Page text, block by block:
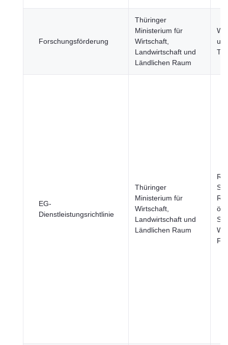
Forschungsförderung
Thüringer
Ministerium für
Wirtschaft,
Landwirtschaft und
Ländlichen Raum
EG-
Dienstleistungsrichtlinie
Thüringer
Ministerium für
Wirtschaft,
Landwirtschaft und
Ländlichen Raum